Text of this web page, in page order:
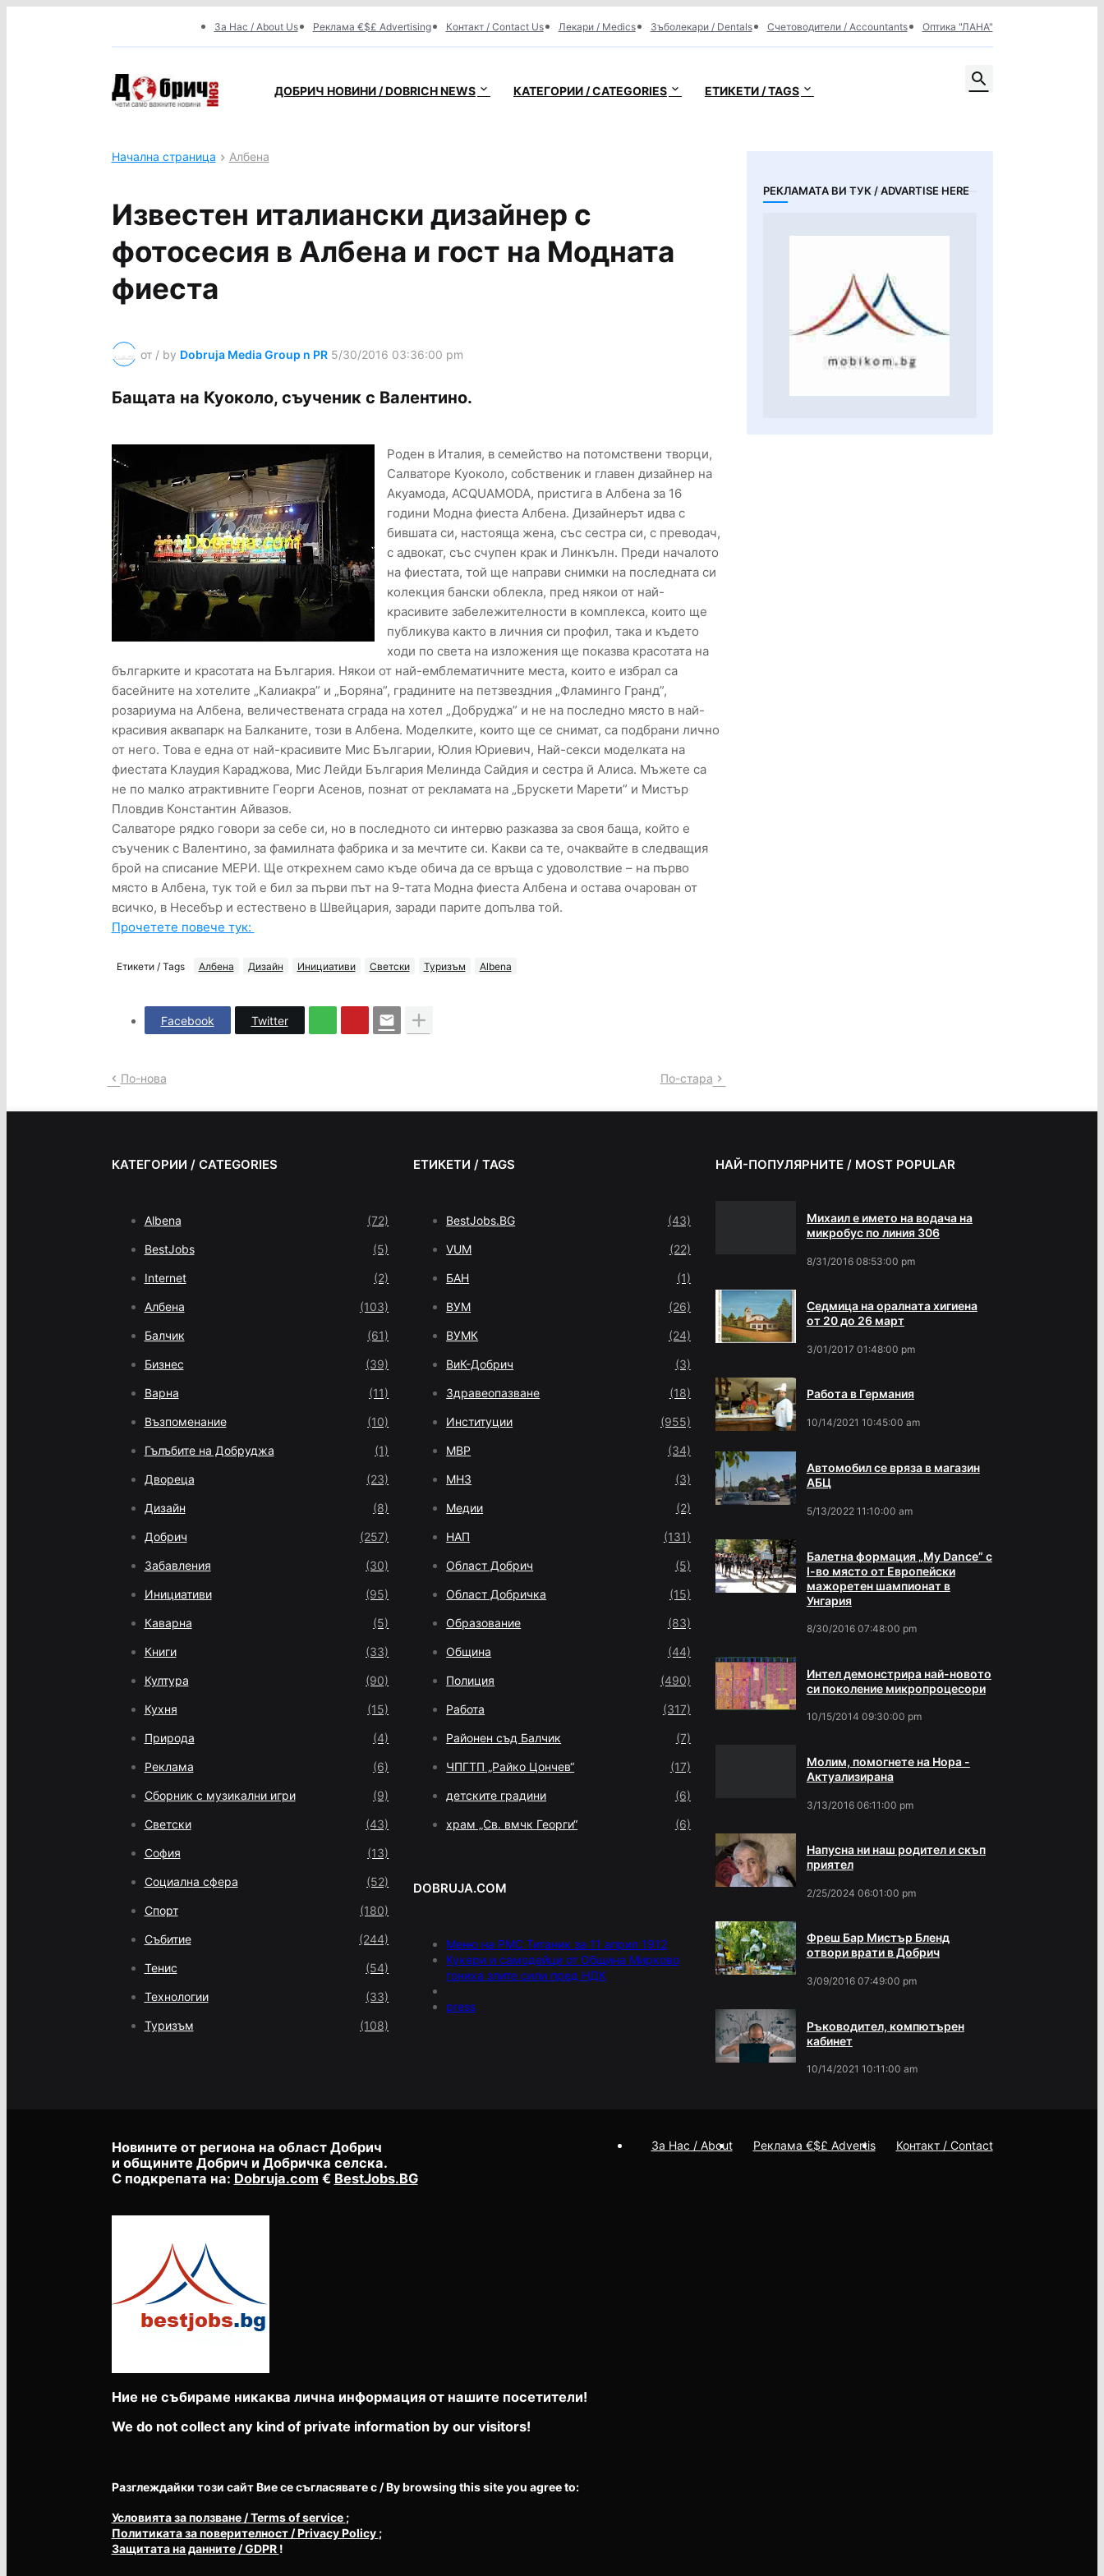
За Нас / About Us Реклама €$£ Advertising Контакт / Contact Us Лекари / Medics Зъболекари / Dentals Счетоводители / Accountants Оптика "ЛАНА"
ДОБРИЧ НОВИНИ / DOBRICH NEWS КАТЕГОРИИ / CATEGORIES ЕТИКЕТИ / TAGS
Начална страница Албена
Известен италиански дизайнер с
фотосесия в Албена и гост на Модната
фиеста
от / by Dobruja Media Group n PR 5/30/2016 03:36:00 pm
Бащата на Куоколо, съученик с Валентино.
Роден в Италия, в семейство на потомствени творци,
Салваторе Куоколо, собственик и главен дизайнер на
Акуамода, ACQUAMODA, пристига в Албена за 16
години Модна фиеста Албена. Дизайнерът идва с
бившата си, настояща жена, със сестра си, с преводач,
с адвокат, със счупен крак и Линкълн. Преди началото
на фиестата, той ще направи снимки на последната си
колекция бански облекла, пред някои от най-
красивите забележителности в комплекса, които ще
публикува както в личния си профил, така и където
ходи по света на изложения ще показва красотата на
българките и красотата на България. Някои от най-емблематичните места, които е избрал са
басейните на хотелите „Калиакра” и „Боряна”, градините на петзвездния „Фламинго Гранд”,
розариума на Албена, величествената сграда на хотел „Добруджа” и не на последно място в най-
красивия аквапарк на Балканите, този в Албена. Моделките, които ще се снимат, са подбрани лично
от него. Това е една от най-красивите Мис Българии, Юлия Юриевич, Най-секси моделката на
фиестата Клаудия Караджова, Мис Лейди България Мелинда Сайдия и сестра й Алиса. Мъжете са
не по малко атрактивните Георги Асенов, познат от рекламата на „Брускети Марети” и Мистър
Пловдив Константин Айвазов.
Салваторе рядко говори за себе си, но в последното си интервю разказва за своя баща, който е
съученик с Валентино, за фамилната фабрика и за мечтите си. Какви са те, очаквайте в следващия
брой на списание МЕРИ. Ще открехнем само къде обича да се връща с удоволствие – на първо
място в Албена, тук той е бил за първи път на 9-тата Модна фиеста Албена и остава очарован от
всичко, в Несебър и естествено в Швейцария, заради парите допълва той.
Прочетете повече тук:
Етикети / Tags Албена Дизайн Инициативи Светски Туризъм Albena
Facebook Twitter
По-нова По-стара
РЕКЛАМАТА ВИ ТУК / ADVARTISE HERE
КАТЕГОРИИ / CATEGORIES
Albena (72)
BestJobs (5)
Internet (2)
Албена (103)
Балчик (61)
Бизнес (39)
Варна (11)
Възпоменание (10)
Гълъбите на Добруджа (1)
Двореца (23)
Дизайн (8)
Добрич (257)
Забавления (30)
Инициативи (95)
Каварна (5)
Книги (33)
Култура (90)
Кухня (15)
Природа (4)
Реклама (6)
Сборник с музикални игри (9)
Светски (43)
София (13)
Социална сфера (52)
Спорт (180)
Събитие (244)
Тенис (54)
Технологии (33)
Туризъм (108)
ЕТИКЕТИ / TAGS
BestJobs.BG (43)
VUM (22)
БАН (1)
ВУМ (26)
ВУМК (24)
ВиК-Добрич (3)
Здравеопазване (18)
Институции (955)
МВР (34)
МНЗ (3)
Медии (2)
НАП (131)
Област Добрич (5)
Област Добричка (15)
Образование (83)
Община (44)
Полиция (490)
Работа (317)
Районен съд Балчик (7)
ЧПГТП „Райко Цончев“ (17)
детските градини (6)
храм „Св. вмчк Георги“ (6)
DOBRUJA.COM
Меню на РМС Титаник за 11 април 1912
Кукери и самодейци от Община Мирково
гониха злите сили пред НДК
press
НАЙ-ПОПУЛЯРНИТЕ / MOST POPULAR
Михаил е името на водача на
микробус по линия 306
8/31/2016 08:53:00 pm
Седмица на оралната хигиена
от 20 до 26 март
3/01/2017 01:48:00 pm
Работа в Германия
10/14/2021 10:45:00 am
Автомобил се вряза в магазин
АБЦ
5/13/2022 11:10:00 am
Балетна формация „My Dance” с
І-во място от Европейски
мажоретен шампионат в
Унгария
8/30/2016 07:48:00 pm
Интел демонстрира най-новото
си поколение микропроцесори
10/15/2014 09:30:00 pm
Молим, помогнете на Нора -
Актуализирана
3/13/2016 06:11:00 pm
Напусна ни наш родител и скъп
приятел
2/25/2024 06:01:00 pm
Фреш Бар Мистър Бленд
отвори врати в Добрич
3/09/2016 07:49:00 pm
Ръководител, компютърен
кабинет
10/14/2021 10:11:00 am
Новините от региона на област Добрич
и общините Добрич и Добричка селска.
С подкрепата на: Dobruja.com € BestJobs.BG
Ние не събираме никаква лична информация от нашите посетители!
We do not collect any kind of private information by our visitors!
Разглеждайки този сайт Вие се съгласявате с / By browsing this site you agree to:
Условията за ползване/ Terms of service ;
Политиката за поверителност/ Privacy Policy ;
Защитата на данните/ GDPR !
За Нас / About Реклама €$£ Advertis Контакт / Contact